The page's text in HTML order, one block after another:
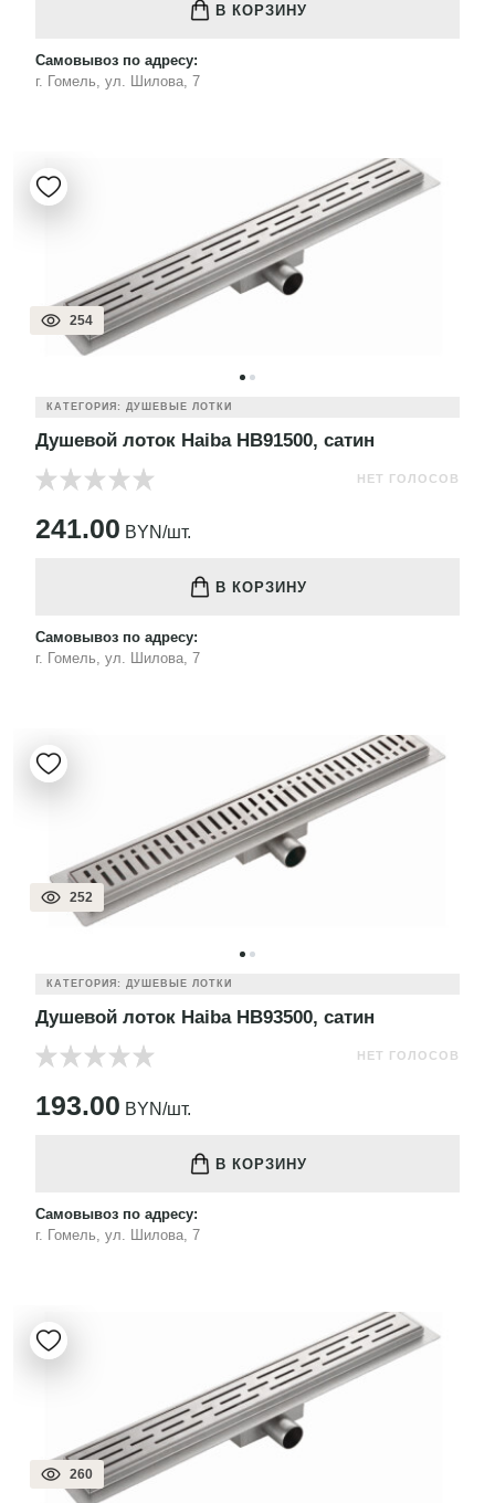
В КОРЗИНУ
Самовывоз по адресу:
г. Гомель, ул. Шилова, 7
254
КАТЕГОРИЯ: ДУШЕВЫЕ ЛОТКИ
Душевой лоток Haiba HB91500, сатин
НЕТ ГОЛОСОВ
241.00 BYN/шт.
В КОРЗИНУ
Самовывоз по адресу:
г. Гомель, ул. Шилова, 7
252
КАТЕГОРИЯ: ДУШЕВЫЕ ЛОТКИ
Душевой лоток Haiba HB93500, сатин
НЕТ ГОЛОСОВ
193.00 BYN/шт.
В КОРЗИНУ
Самовывоз по адресу:
г. Гомель, ул. Шилова, 7
260